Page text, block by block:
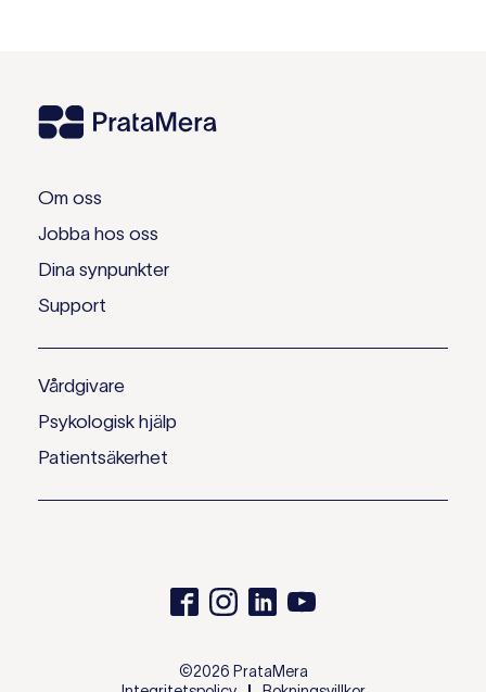
Om oss
Jobba hos oss
Dina synpunkter
Support
Vårdgivare
Psykologisk hjälp
Patientsäkerhet
©2026 PrataMera